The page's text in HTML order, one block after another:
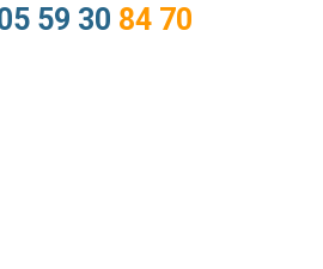
59 30 84 70